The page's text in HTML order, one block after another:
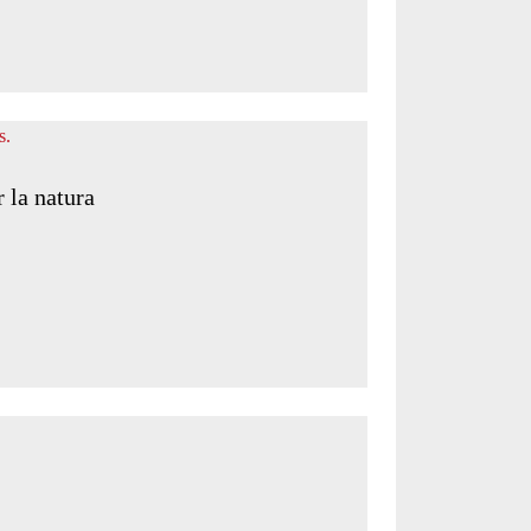
la natura